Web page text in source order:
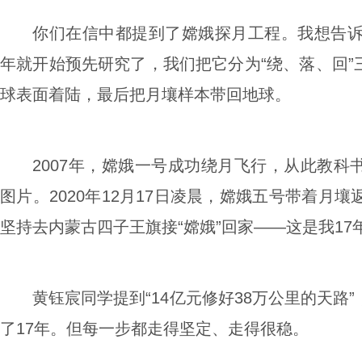
你们在信中都提到了嫦娥探月工程。我想告
年就开始预先研究了，我们把它分为“绕、落、回
球表面着陆，最后把月壤样本带回地球。
2007年，嫦娥一号成功绕月飞行，从此教科
图片。2020年12月17日凌晨，嫦娥五号带着月壤
坚持去内蒙古四子王旗接“嫦娥”回家——这是我17
黄钰宸同学提到“14亿元修好38万公里的天路
了17年。但每一步都走得坚定、走得很稳。